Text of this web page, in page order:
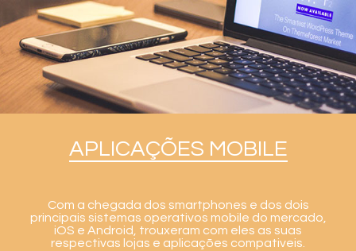
APLICAÇÕES MOBILE
Com a chegada dos smartphones e dos dois
principais sistemas operativos mobile do mercado,
iOS e Android, trouxeram com eles as suas
respectivas lojas e aplicações compativeis.